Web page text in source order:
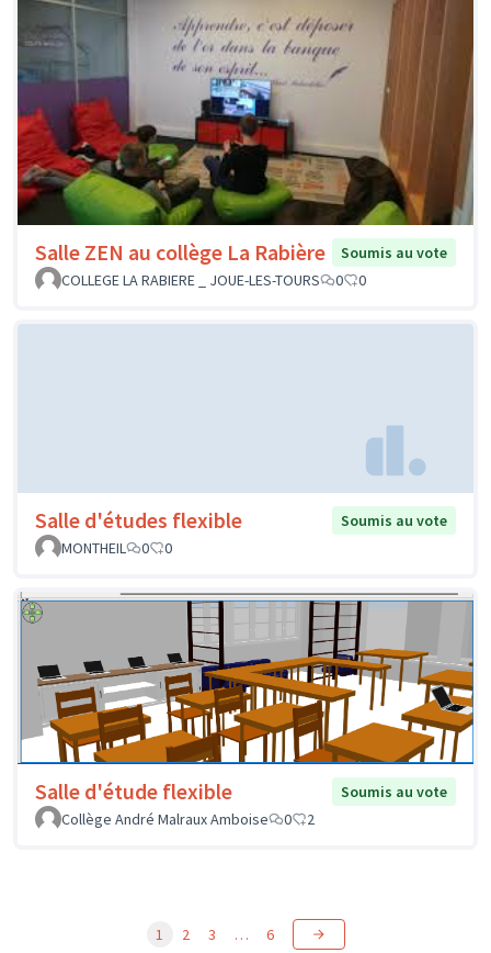
Salle ZEN au collège La Rabière
Soumis au vote
COLLEGE LA RABIERE _ JOUE-LES-TOURS
0 0
Salle d'études flexible
Soumis au vote
MONTHEIL
0 0
Salle d'étude flexible
Soumis au vote
Collège André Malraux Amboise
0 2
1 2 3 … 6